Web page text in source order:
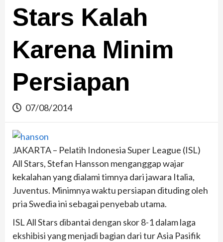
Stars Kalah
Karena Minim
Persiapan
07/08/2014
JAKARTA – Pelatih Indonesia Super League (ISL)
All Stars, Stefan Hansson menganggap wajar
kekalahan yang dialami timnya dari jawara Italia,
Juventus. Minimnya waktu persiapan dituding oleh
pria Swedia ini sebagai penyebab utama.
ISL All Stars dibantai dengan skor 8-1 dalam laga
ekshibisi yang menjadi bagian dari tur Asia Pasifik